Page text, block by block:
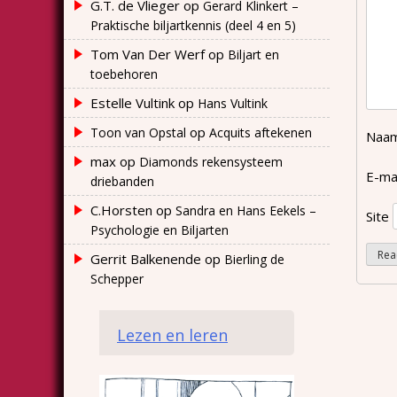
E-
Site
G.T. de Vlieger op Gerard Klinkert –
Praktische biljartkennis (deel 4 en 5)
Tom Van Der Werfop Biljart en
toebehoren
Estelle Vultink op Hans Vultink
Toon van Opstal op Acquits aftekenen
max op Diamonds rekensysteem
driebanden
C.Horsten op Sandra en Hans Eekels –
Psychologie en Biljarten
Gerrit Balkenende op Bierling de
Schepper
Lezen en leren